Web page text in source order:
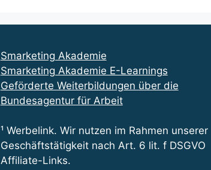
Smarketing Akademie
Smarketing Akademie E-Learnings
Geförderte Weiterbildungen über die
Bundesagentur für Arbeit
¹ Werbelink. Wir nutzen im Rahmen unserer
Geschäftstätigkeit nach Art. 6 lit. f DSGVO
Affiliate-Links.